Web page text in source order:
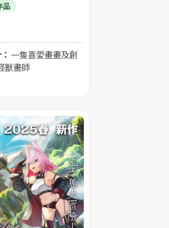
品
一隻喜愛畫畫及創
獸畫師